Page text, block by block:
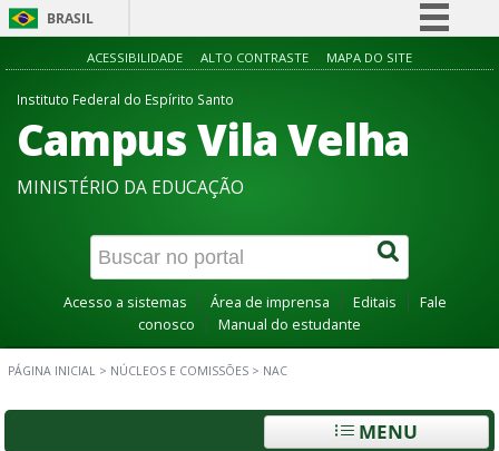
BRASIL
Simplifique!
Participe
Acesso à informação
Canais
ACESSIBILIDADE ALTO CONTRASTE MAPA DO SITE
Instituto Federal do Espírito Santo
Campus Vila Velha
MINISTÉRIO DA EDUCAÇÃO
Acesso a sistemas Área de imprensa Editais
Fale
conosco
Manual do estudante
PÁGINA INICIAL > NÚCLEOS E COMISSÕES > NAC
MENU